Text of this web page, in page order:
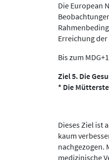
Die European
Erreichung der
Bis zum
Ziel 5. Die
* Die
Dieses Ziel ist
kaum
nachgezogen.
medizinische